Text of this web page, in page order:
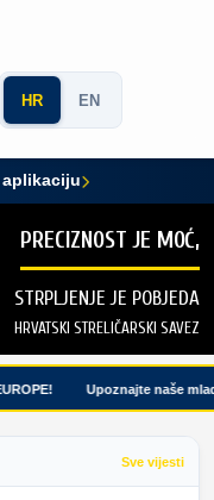
HR EN
aplikaciju
PRECIZNOST JE MOĆ,
STRPLJENJE JE POBJEDA
HRVATSKI STRELIČARSKI SAVEZ
Upoznajte naše
Sve vijesti